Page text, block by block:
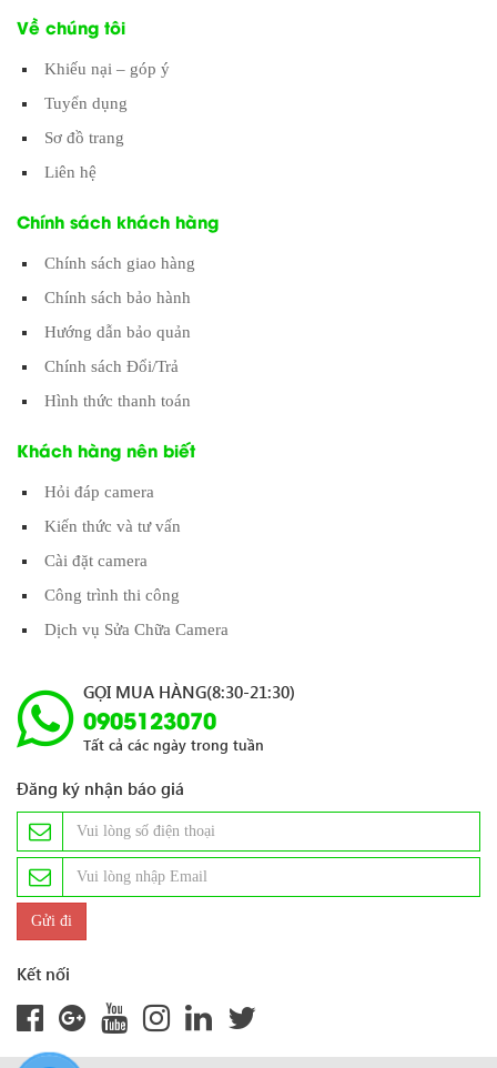
Về chúng tôi
Khiếu nại – góp ý
Tuyển dụng
Sơ đồ trang
Liên hệ
Chính sách khách hàng
Chính sách giao hàng
Chính sách bảo hành
Hướng dẫn bảo quản
Chính sách Đổi/Trả
Hình thức thanh toán
Khách hàng nên biết
Hỏi đáp camera
Kiến thức và tư vấn
Cài đặt camera
Công trình thi công
Dịch vụ Sửa Chữa Camera
GỌI MUA HÀNG(8:30-21:30)
0905123070
Tất cả các ngày trong tuần
Đăng ký nhận báo giá
Kết nối